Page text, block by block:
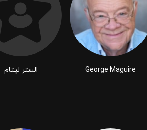
George Maguire الستر لیتام